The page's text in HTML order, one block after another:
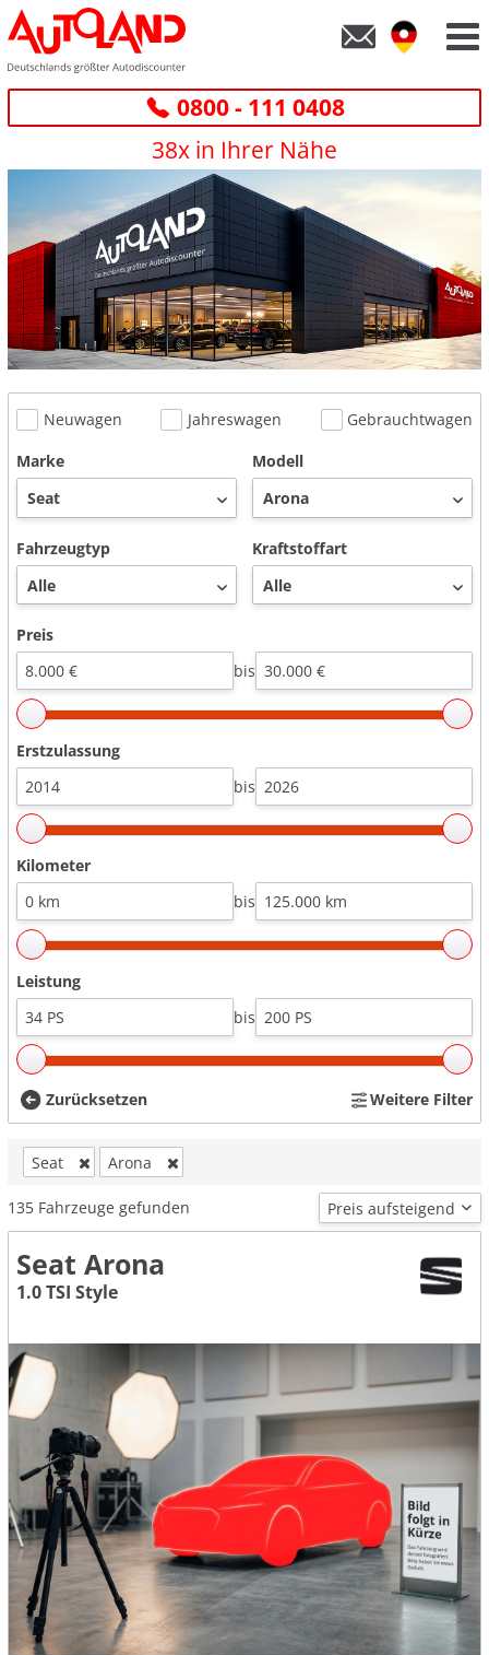
0800 - 111 0408
38x in Ihrer Nähe
Neuwagen Jahreswagen
Gebrauchtwagen
Marke
Modell
Fahrzeugtyp Kraftstoffart
Preis
bis
Erstzulassung
bis
Kilometer
bis
Leistung
bis
Zurücksetzen Weitere Filter
Seat Arona
135 Fahrzeuge gefunden
Seat Arona
1.0 TSI Style